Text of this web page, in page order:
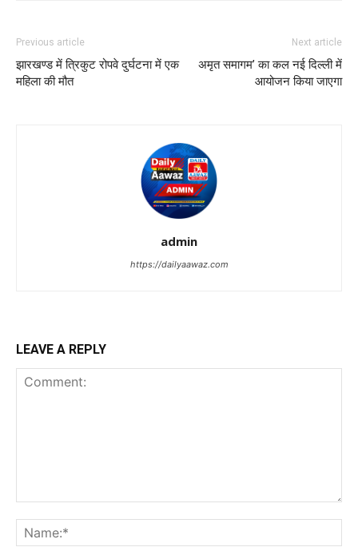
Previous article
झारखण्‍ड में त्रिकुट रोपवे दुर्घटना में एक
महिला की मौत
Next article
अमृत समागम’ का कल नई दिल्ली में
आयोजन किया जाएगा
admin
https://dailyaawaz.com
LEAVE A REPLY